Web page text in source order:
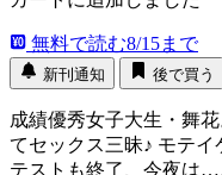
無料で読む8/15まで
新刊通知 後で買う
成績優秀女子大生・舞
てセックス三昧♪ モテ
テストも終了、今夜は